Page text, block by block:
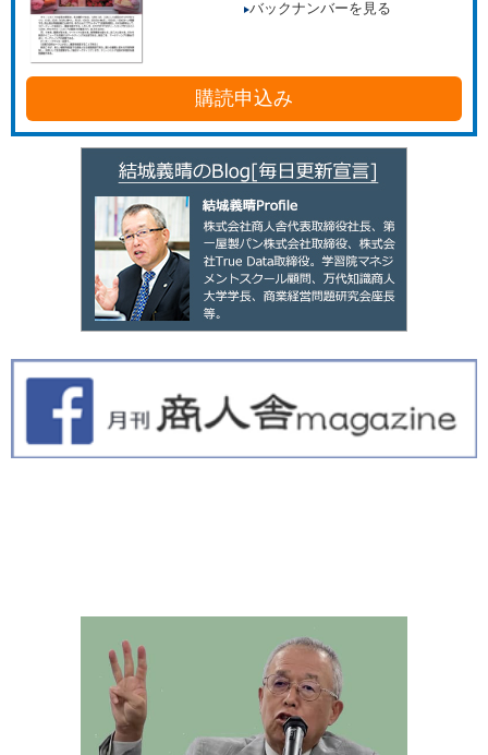
バックナンバーを見る
購読申込み